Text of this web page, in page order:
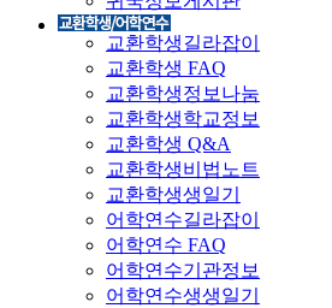
교환학생길라잡이
교환학생 FAQ
교환학생정보나눔
교환학생학교정보
교환학생 Q&A
교환학생비법노트
교환학생생일기
어학연수길라잡이
어학연수 FAQ
어학연수기관정보
어학연수생생일기